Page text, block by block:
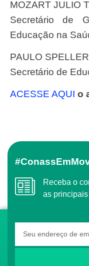
MOZART JULIO
Secretário de
Educação na
PAULO SPELLER
Secretário de
ACESSE AQUI o
Receba o conteúdo semanal do Conass com
as